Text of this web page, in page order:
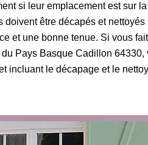
si leur emplacement est sur la
doivent être décapés et nettoyés
et une bonne tenue. Si vous
Pays Basque Cadillon 64330,
incluant le décapage et le